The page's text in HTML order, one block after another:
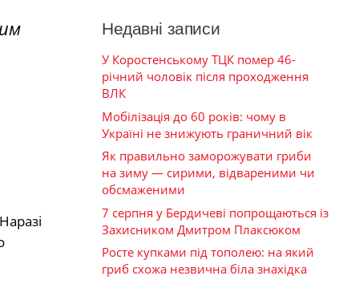
Недавні записи
У Коростенському ТЦК помер 46-
річний чоловік після проходження
ВЛК
Мобілізація до 60 років: чому в
Україні не знижують граничний вік
Як правильно заморожувати гриби
на зиму — сирими, відвареними чи
обсмаженими
7 серпня у Бердичеві попрощаються із
Захисником Дмитром Плаксюком
Росте купками під тополею: на який
гриб схожа незвична біла знахідка